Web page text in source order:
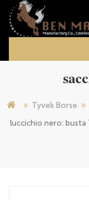
Tyvek Borse
luccichio nero: busta